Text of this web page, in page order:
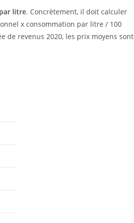
litre. Concrètement, il doit calculer
x consommation par litre / 100
de revenus 2020, les prix moyens sont